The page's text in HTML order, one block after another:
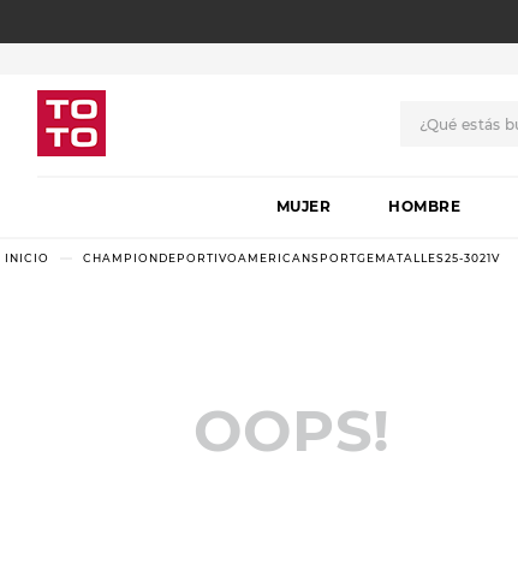
MUJER HOMBRE
CHAMPIONDEPORTIVOAMERICANSPORTGEMATALLES25-3021V
OOPS!
1.
botas
2.
skechers
6.
americansport